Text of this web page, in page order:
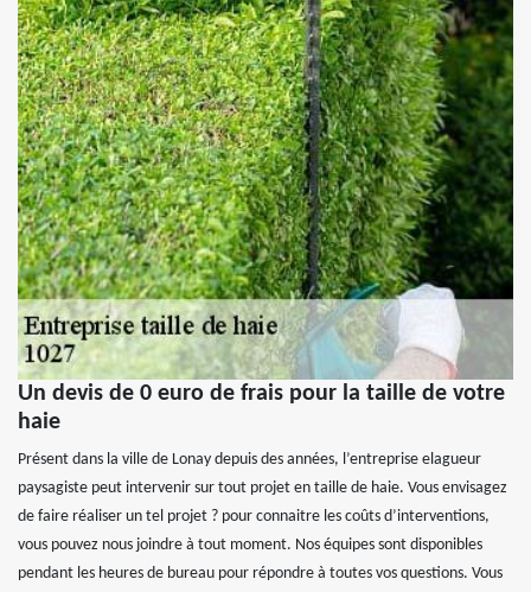
Un devis de 0 euro de frais pour la taille de votre
haie
Présent dans la ville de Lonay depuis des années, l’entreprise elagueur
paysagiste peut intervenir sur tout projet en taille de haie. Vous envisagez
de faire réaliser un tel projet ? pour connaitre les coûts d’interventions,
vous pouvez nous joindre à tout moment. Nos équipes sont disponibles
pendant les heures de bureau pour répondre à toutes vos questions. Vous